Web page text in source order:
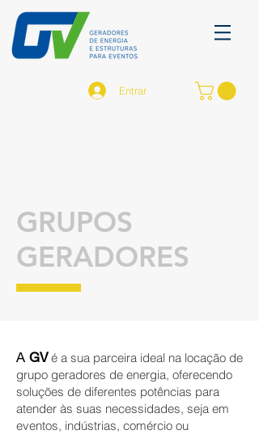
Entrar
GRUPOS
GERADORES
A GVé a sua parceira ideal na locação de
grupo geradores de energia, oferecendo
soluções de diferentes potências para
atender às suas necessidades, seja em
eventos, indústrias, comércio ou